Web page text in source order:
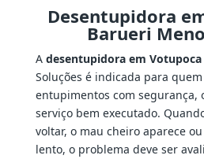
Desentupidora
Barueri
A desentupidora em Votupoca
Soluções é indicada para
entupimentos com segurança,
serviço bem executado.
voltar, o mau cheiro aparece
lento, o problema deve ser